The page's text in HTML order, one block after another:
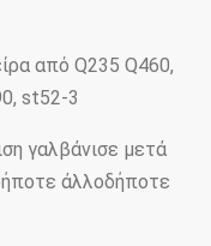
από Q235 Q460,
st52-3
γαλβάνισε μετά
άλλοδήποτε